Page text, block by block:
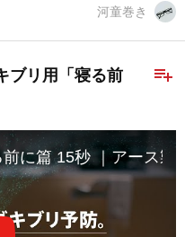
河童巻き
playlist_add
ブリ用「寝る前
に篇 15秒 ｜アース製